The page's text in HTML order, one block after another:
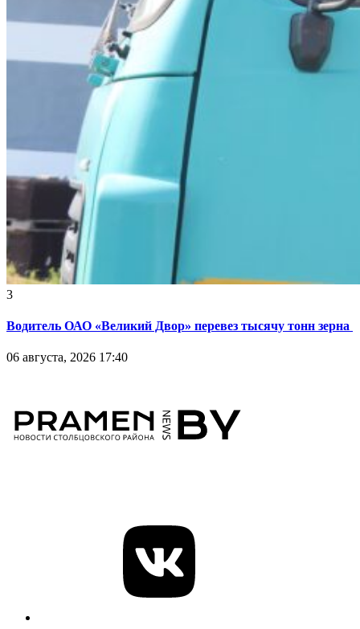
3
Водитель ОАО «Великий Двор» перевез тысячу тонн зерна
06 августа, 2026 17:40